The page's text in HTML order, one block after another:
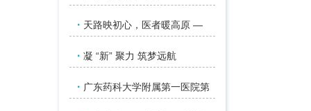
· 天路映初心，医者暖高原 —
· 凝 “新” 聚力 筑梦远航
· 广东药科大学附属第一医院第